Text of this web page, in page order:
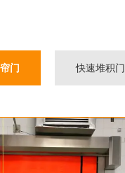
门 快速堆积门